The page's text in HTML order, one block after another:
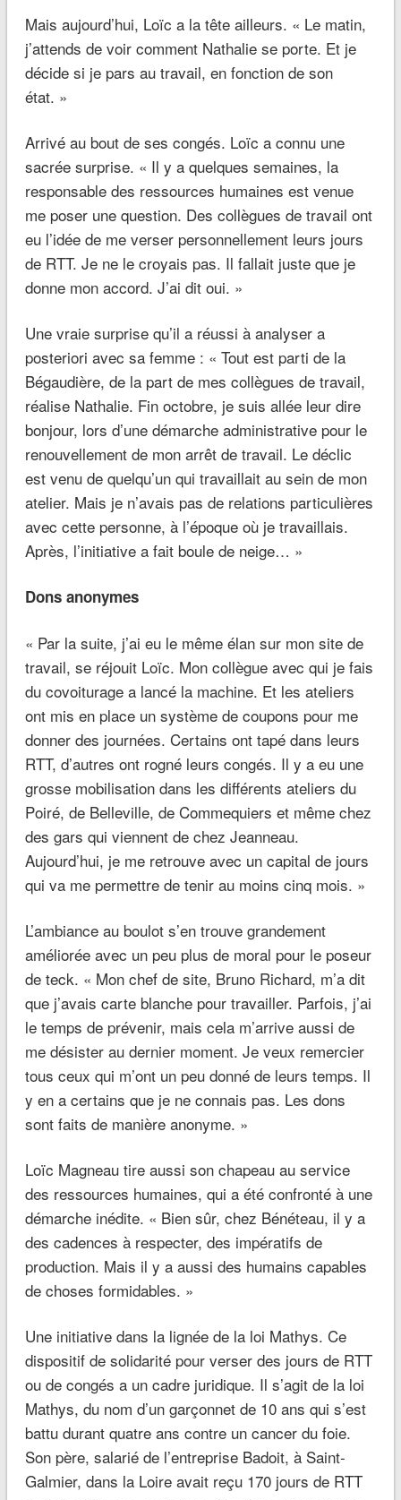
Mais aujourd’hui, Loïc a la tête ailleurs. « Le matin,
j’attends de voir comment Nathalie se porte. Et je
décide si je pars au travail, en fonction de son
état. »
Arrivé au bout de ses congés. Loïc a connu une
sacrée surprise. « Il y a quelques semaines, la
responsable des ressources humaines est venue
me poser une question. Des collègues de travail ont
eu l’idée de me verser personnellement leurs jours
de RTT. Je ne le croyais pas. Il fallait juste que je
donne mon accord. J’ai dit oui. »
Une vraie surprise qu’il a réussi à analyser a
posteriori avec sa femme : « Tout est parti de la
Bégaudière, de la part de mes collègues de travail,
réalise Nathalie. Fin octobre, je suis allée leur dire
bonjour, lors d’une démarche administrative pour le
renouvellement de mon arrêt de travail. Le déclic
est venu de quelqu’un qui travaillait au sein de mon
atelier. Mais je n’avais pas de relations particulières
avec cette personne, à l’époque où je travaillais.
Après, l’initiative a fait boule de neige… »
Dons anonymes
« Par la suite, j’ai eu le même élan sur mon site de
travail, se réjouit Loïc. Mon collègue avec qui je fais
du covoiturage a lancé la machine. Et les ateliers
ont mis en place un système de coupons pour me
donner des journées. Certains ont tapé dans leurs
RTT, d’autres ont rogné leurs congés. Il y a eu une
grosse mobilisation dans les différents ateliers du
Poiré, de Belleville, de Commequiers et même chez
des gars qui viennent de chez Jeanneau.
Aujourd’hui, je me retrouve avec un capital de jours
qui va me permettre de tenir au moins cinq mois. »
L’ambiance au boulot s’en trouve grandement
améliorée avec un peu plus de moral pour le poseur
de teck. « Mon chef de site, Bruno Richard, m’a dit
que j’avais carte blanche pour travailler. Parfois, j’ai
le temps de prévenir, mais cela m’arrive aussi de
me désister au dernier moment. Je veux remercier
tous ceux qui m’ont un peu donné de leurs temps. Il
y en a certains que je ne connais pas. Les dons
sont faits de manière anonyme. »
Loïc Magneau tire aussi son chapeau au service
des ressources humaines, qui a été confronté à une
démarche inédite. « Bien sûr, chez Bénéteau, il y a
des cadences à respecter, des impératifs de
production. Mais il y a aussi des humains capables
de choses formidables. »
Une initiative dans la lignée de la loi Mathys. Ce
dispositif de solidarité pour verser des jours de RTT
ou de congés a un cadre juridique. Il s’agit de la loi
Mathys, du nom d’un garçonnet de 10 ans qui s’est
battu durant quatre ans contre un cancer du foie.
Son père, salarié de l’entreprise Badoit, à Saint-
Galmier, dans la Loire avait reçu 170 jours de RTT